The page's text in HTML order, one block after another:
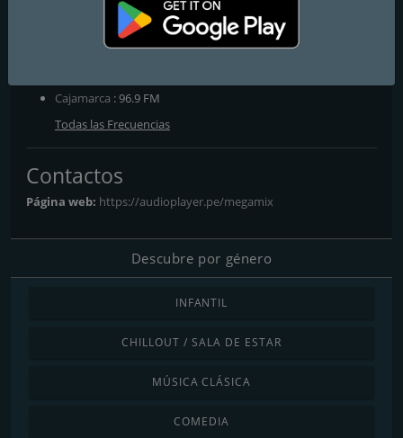
Frecuencias FM
: 90.3 FM
Cajamarca : 96.9 FM
Todas las Frecuencias
Contactos
Página web: https://audioplayer.pe/megamix
Descubre por género
INFANTIL
CHILLOUT / SALA DE ESTAR
MÚSICA CLÁSICA
COMEDIA